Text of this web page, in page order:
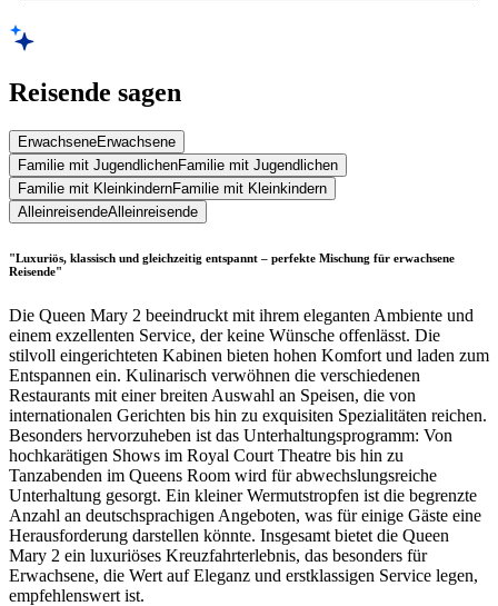
Reisende sagen
ErwachseneErwachsene
Familie mit JugendlichenFamilie mit Jugendlichen
Familie mit KleinkindernFamilie mit Kleinkindern
AlleinreisendeAlleinreisende
"Luxuriös, klassisch und gleichzeitig entspannt – perfekte Mischung für erwachsene
Reisende"
Die Queen Mary 2 beeindruckt mit ihrem eleganten Ambiente und
einem exzellenten Service, der keine Wünsche offenlässt. Die
stilvoll eingerichteten Kabinen bieten hohen Komfort und laden zum
Entspannen ein. Kulinarisch verwöhnen die verschiedenen
Restaurants mit einer breiten Auswahl an Speisen, die von
internationalen Gerichten bis hin zu exquisiten Spezialitäten reichen.
Besonders hervorzuheben ist das Unterhaltungsprogramm: Von
hochkarätigen Shows im Royal Court Theatre bis hin zu
Tanzabenden im Queens Room wird für abwechslungsreiche
Unterhaltung gesorgt. Ein kleiner Wermutstropfen ist die begrenzte
Anzahl an deutschsprachigen Angeboten, was für einige Gäste eine
Herausforderung darstellen könnte. Insgesamt bietet die Queen
Mary 2 ein luxuriöses Kreuzfahrterlebnis, das besonders für
Erwachsene, die Wert auf Eleganz und erstklassigen Service legen,
empfehlenswert ist.